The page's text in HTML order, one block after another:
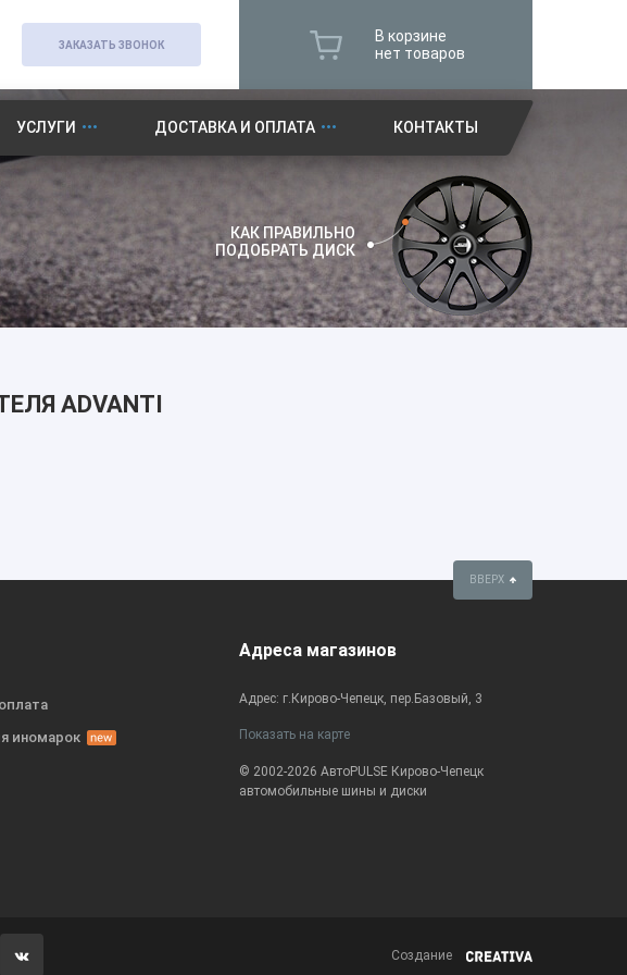
ЗАКАЗАТЬ ЗВОНОК
В корзине
нет товаров
УСЛУГИ ДОСТАВКА И ОПЛАТА КОНТАКТЫ
КАК ПРАВИЛЬНО
ПОДОБРАТЬ ДИСК
ADVANTI
ВВЕРХ
иномарок
Адреса магазинов
Адрес: г.Кирово-Чепецк, пер.Базовый, 3
Показать на карте
© 2002-2026 АвтоPULSE Кирово-Чепецк
автомобильные шины и диски
Создание